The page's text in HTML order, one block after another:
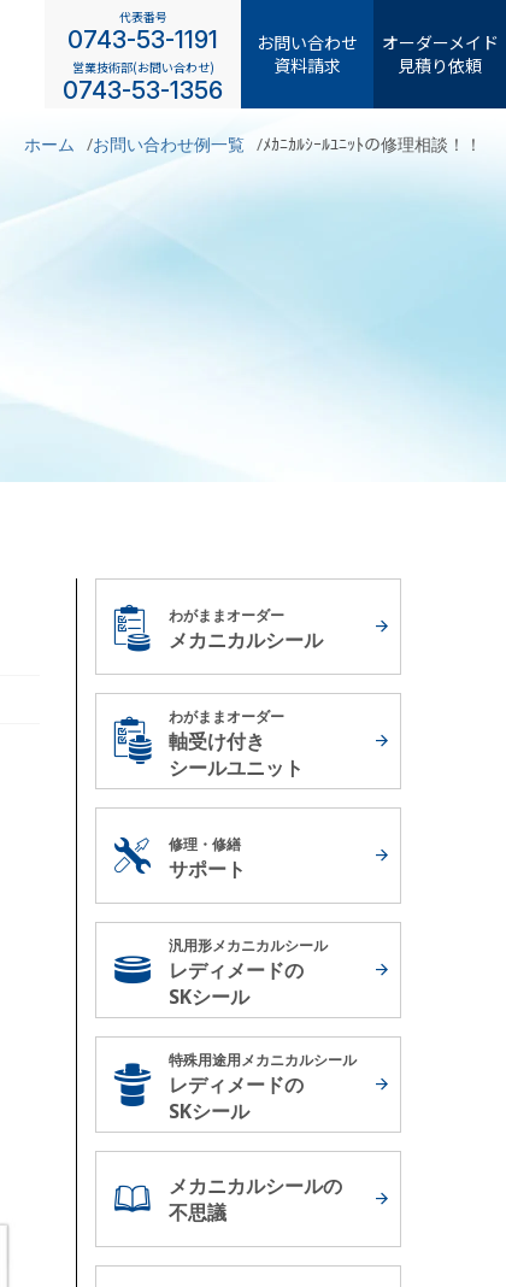
代表番号
0743-53-1191
営業技術部(お問い合わせ)
0743-53-1356
お問い合わせ
資料請求
オーダーメイド
見積り依頼
ホーム お問い合わせ例一覧 ﾒｶﾆｶﾙｼｰﾙﾕﾆｯﾄの修理相談！！
わがままオーダー
メカニカルシール
わがままオーダー
軸受け付き
シールユニット
修理・修繕
サポート
汎用形メカニカルシール
レディメードの
SKシール
特殊用途用メカニカルシール
レディメードの
SKシール
メカニカルシールの
不思議